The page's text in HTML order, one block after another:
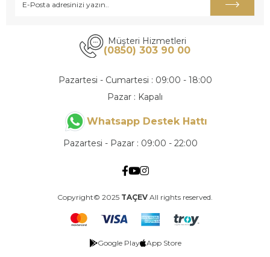
Müşteri Hizmetleri
(0850) 303 90 00
Pazartesi - Cumartesi : 09:00 - 18:00
Pazar : Kapalı
Whatsapp Destek Hattı
Pazartesi - Pazar : 09:00 - 22:00
Copyright© 2025 TAÇEV All rights reserved.
Google Play App Store